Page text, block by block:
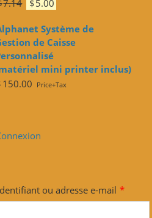
7.14
initial
était :
$7.14.
$5.00
actuel
est :
Système de
de Caisse
mini printer inclus)
150.00 Price+Tax
ou adresse e-mail *